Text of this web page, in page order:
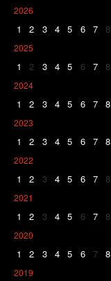
2026
1 2 3 4 5 6 7 8
2025
1 2 3 4 5 6 7 8
2024
1 2 3 4 5 6 7 8
2023
1 2 3 4 5 6 7 8
2022
1 2 3 4 5 6 7 8
2021
1 2 3 4 5 6 7 8
2020
1 2 3 4 5 6 7 8
2019